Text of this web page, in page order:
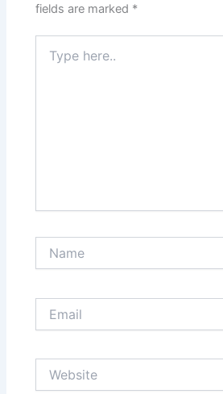
fields are marked *
here..